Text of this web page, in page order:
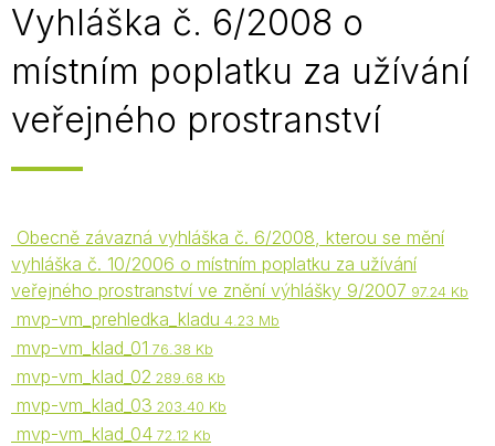
Vyhláška č. 6/2008 o
místním poplatku za užívání
veřejného prostranství
Obecně závazná vyhláška č. 6/2008, kterou se mění
vyhláška č. 10/2006 o místním poplatku za užívání
veřejného prostranství ve znění výhlášky 9/2007 97.24 Kb
mvp-vm_prehledka_kladu 4.23 Mb
mvp-vm_klad_01 76.38 Kb
mvp-vm_klad_02 289.68 Kb
mvp-vm_klad_03 203.40 Kb
mvp-vm_klad_04 72.12 Kb